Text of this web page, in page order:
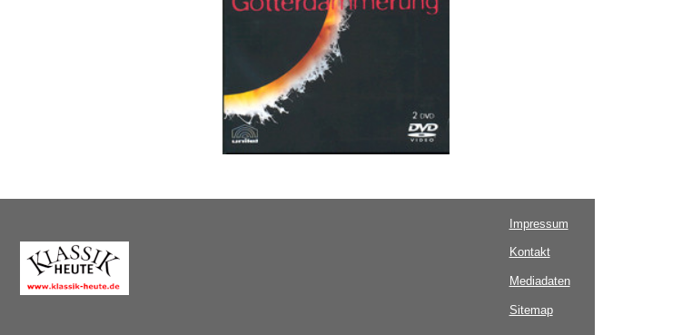
Impressum
Kontakt
Mediadaten
Sitemap